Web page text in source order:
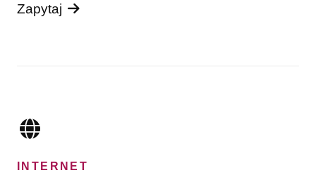
Zapytaj
INTERNET